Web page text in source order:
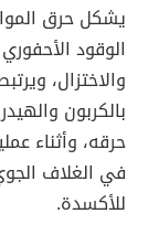
يشكل حرق
الوقود
والاختزال،
بالكربون
حرقه، وأثناء
في الغلاف
للأكسدة.